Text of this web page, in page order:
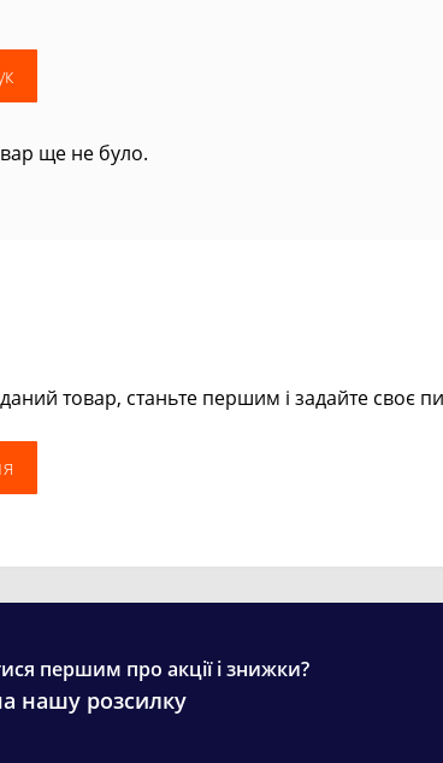
ще не було.
товар, станьте першим і задайте своє
першим про акції і знижки?
нашу розсилку